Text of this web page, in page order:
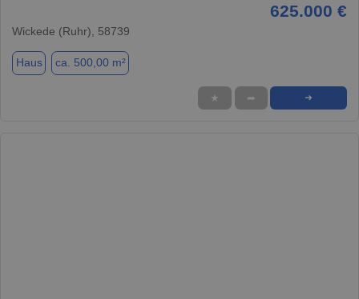
625.000 €
Wickede (Ruhr), 58739
Haus ca. 500,00 m²
★ ➦ ➜